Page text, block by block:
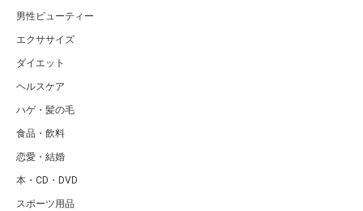
男性ビューティー
エクササイズ
ダイエット
ヘルスケア
ハゲ・髪の毛
食品・飲料
恋愛・結婚
本・CD・DVD
スポーツ用品